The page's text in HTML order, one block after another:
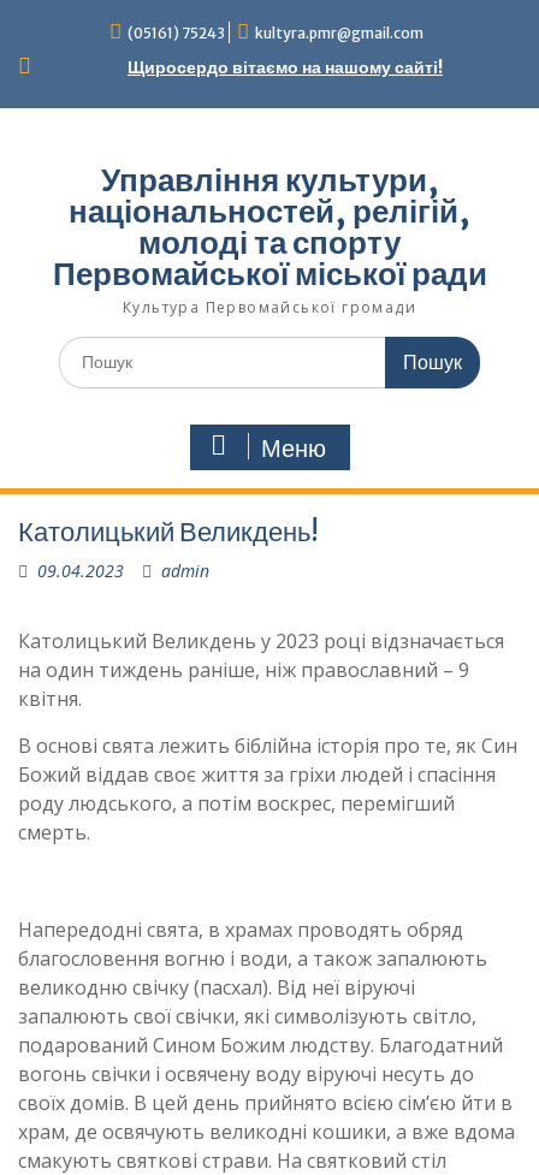
вмісту
(05161) 75243 kultyra.pmr@gmail.com
Щиросердо вітаємо на нашому сайті!
Управління культури,
національностей, релігій,
молоді та спорту
Первомайської міської ради
Культура Первомайcької громади
Шукати:
Меню
Католицький Великдень!
09.04.2023 admin
Католицький Великдень у 2023 році відзначається
на один тиждень раніше, ніж православний – 9
квітня.
В основі свята лежить біблійна історія про те, як Син
Божий віддав своє життя за гріхи людей і спасіння
роду людського, а потім воскрес, перемігший
смерть.
Напередодні свята, в храмах проводять обряд
благословення вогню і води, а також запалюють
великодню свічку (пасхал). Від неї віруючі
запалюють свої свічки, які символізують світло,
подарований Сином Божим людству. Благодатний
вогонь свічки і освячену воду віруючі несуть до
своїх домів. В цей день прийнято всією сім’єю йти в
храм, де освячують великодні кошики, а вже вдома
смакують святкові страви. На святковий стіл